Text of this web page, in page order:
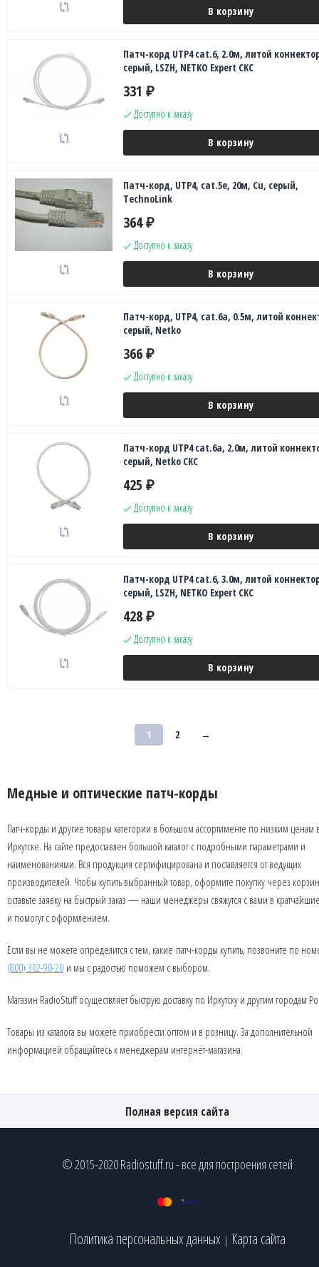
В корзину
Патч-корд UTP4 cat.6, 2.0м, литой
серый, LSZH, NETKO Expert CKC
331 ₽
Доступно к заказу
В корзину
Патч-корд, UTP4, cat.5e, 20м, Сu, серый,
TechnoLink
364 ₽
Доступно к заказу
В корзину
Патч-корд, UTP4, cat.6a, 0.5м, литой
серый, Netko
366 ₽
Доступно к заказу
В корзину
Патч-корд UTP4 cat.6a, 2.0м, литой
серый, Netko CKC
425 ₽
Доступно к заказу
В корзину
Патч-корд UTP4 cat.6, 3.0м, литой
серый, LSZH, NETKO Expert CKC
428 ₽
Доступно к заказу
В корзину
1 2 →
Медные и оптические патч-корды
Патч-корды и другие товары категории в большом ассортименте по низким ценам
Иркутске. На сайте предоставлен большой каталог с подробными параметрами и
наименованиями. Вся продукция сертифицирована и поставляется от ведущих
производителей. Чтобы купить выбранный товар, оформите покупку через
оставьте заявку на быстрый заказ — наши менеджеры свяжутся с вами в
и помогут с оформлением.
Если вы не можете определится с тем, какие патч-корды купить, позвоните по
(800) 302-90-20 и мы с радостью поможем с выбором.
Магазин RadioStuff осуществляет быструю доставку по Иркутску и другим городам
Товары из каталога вы можете приобрести оптом и в розницу. За дополнительной
информацией обращайтесь к менеджерам интернет-магазина.
Полная версия сайта
© 2015-2020 Radiostuff.ru - все для построения сетей
Политика персональных данных | Карта сайта